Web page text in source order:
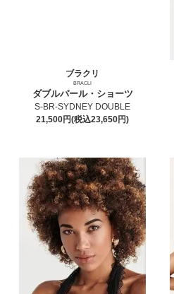
ブラクリ
BRACLI
ダブルパール・ショーツ
S-BR-SYDNEY DOUBLE
21,500円(税込23,650円)